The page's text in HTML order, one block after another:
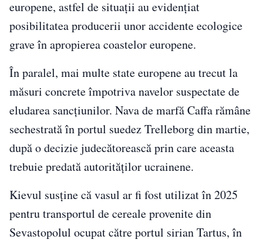
europene, astfel de situații au evidențiat
posibilitatea producerii unor accidente ecologice
grave în apropierea coastelor europene.
În paralel, mai multe state europene au trecut la
măsuri concrete împotriva navelor suspectate de
eludarea sancțiunilor. Nava de marfă Caffa rămâne
sechestrată în portul suedez Trelleborg din martie,
după o decizie judecătorească prin care aceasta
trebuie predată autorităților ucrainene.
Kievul susține că vasul ar fi fost utilizat în 2025
pentru transportul de cereale provenite din
Sevastopolul ocupat către portul sirian Tartus, în